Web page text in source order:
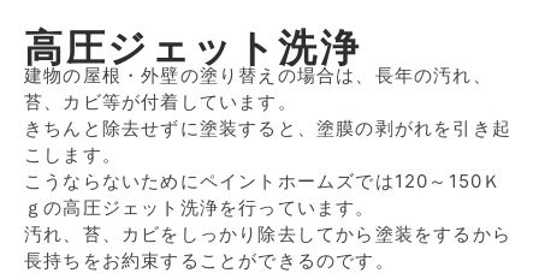
高圧ジェット洗浄
建物の屋根・外壁の塗り替えの場合は、長年の汚れ、
苔、カビ等が付着しています。
きちんと除去せずに塗装すると、塗膜の剥がれを引き起
こします。
こうならないためにペイントホームズでは120～150Ｋ
ｇの高圧ジェット洗浄を行っています。
汚れ、苔、カビをしっかり除去してから塗装をするから
長持ちをお約束することができるのです。